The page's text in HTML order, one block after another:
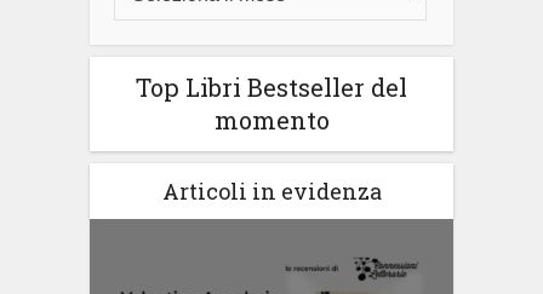
Top Libri Bestseller del
momento
Articoli in evidenza